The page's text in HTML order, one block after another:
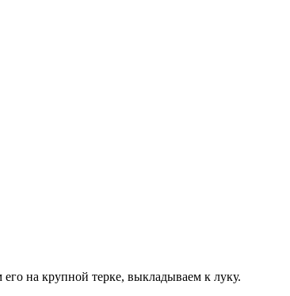
на крупной терке, выкладываем к луку.